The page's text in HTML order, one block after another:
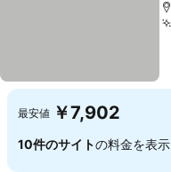
最安値 ￥7,902
10件のサイトの料金を表示